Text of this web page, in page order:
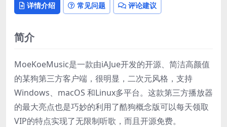
详情介绍 常见问题 评论建议
简介
MoeKoeMusic是一款由iAJue开发的开源、简洁高颜值
的某狗第三方客户端，很明显，二次元风格，支持
Windows、macOS 和Linux多平台。这款第三方播放器
的最大亮点也是巧妙的利用了酷狗概念版可以每天领取
VIP的特点实现了无限制听歌，而且开源免费。